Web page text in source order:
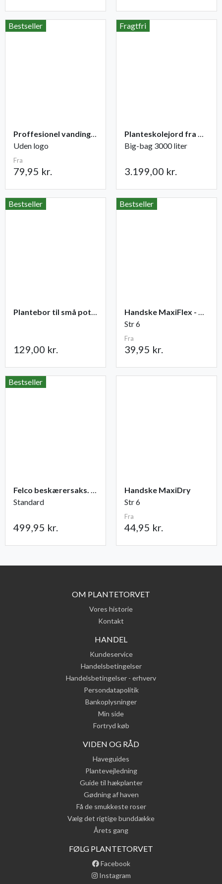
Bestseller
Proffesionel vandingspose 100 liter
Uden logo
Fra
79,95 kr.
Fragtfri
Planteskolejord fra Champost
Big-bag 3000 liter
3.199,00 kr.
Bestseller
Plantebor til små potter
129,00 kr.
Bestseller
Handske MaxiFlex - Ultimate
Str 6
Fra
39,95 kr.
Bestseller
Felco beskærersaks. nr. 2
Standard
499,95 kr.
Handske MaxiDry
Str 6
Fra
44,95 kr.
OM PLANTETORVET
Vores historie
Kontakt
HANDEL
Kundeservice
Handelsbetingelser
Handelsbetingelser - erhverv
Persondatapolitik
Bankoplysninger
Min side
Fortryd køb
VIDEN OG RÅD
Haveguides
Plantevejledning
Guide til hækplanter
Gødning af haven
Få de smukkeste roser
Vælg det rigtige bunddække
Årets gang
FØLG PLANTETORVET
Facebook
Instagram